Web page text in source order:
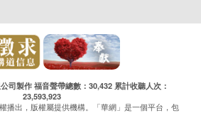
司製作 福音聲帶總數：30,432 累計收聽人次：
23,593,923
播出，版權屬提供機構。「華網」是一個平台，包